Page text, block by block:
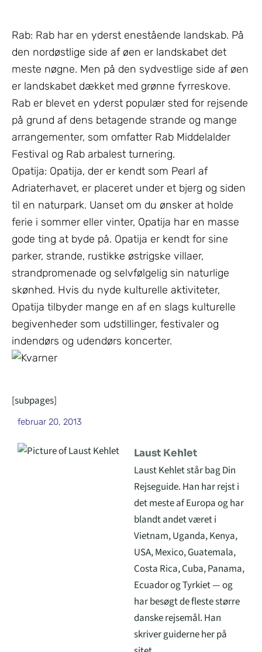
Rab: Rab har en yderst enestående landskab. På
den nordøstlige side af øen er landskabet det
meste nøgne. Men på den sydvestlige side af øen
er landskabet dækket med grønne fyrreskove.
Rab er blevet en yderst populær sted for rejsende
på grund af dens betagende strande og mange
arrangementer, som omfatter Rab Middelalder
Festival og Rab arbalest turnering.
Opatija: Opatija, der er kendt som Pearl af
Adriaterhavet, er placeret under et bjerg og siden
til en naturpark. Uanset om du ønsker at holde
ferie i sommer eller vinter, Opatija har en masse
gode ting at byde på. Opatija er kendt for sine
parker, strande, rustikke østrigske villaer,
strandpromenade og selvfølgelig sin naturlige
skønhed. Hvis du nyde kulturelle aktiviteter,
Opatija tilbyder mange en af en slags kulturelle
begivenheder som udstillinger, festivaler og
indendørs og udendørs koncerter.
[subpages]
februar 20, 2013
Laust Kehlet
Laust Kehlet står bag Din
Rejseguide. Han har rejst i
det meste af Europa og har
blandt andet været i
Vietnam, Uganda, Kenya,
USA, Mexico, Guatemala,
Costa Rica, Cuba, Panama,
Ecuador og Tyrkiet — og
har besøgt de fleste større
danske rejsemål. Han
skriver guiderne her på